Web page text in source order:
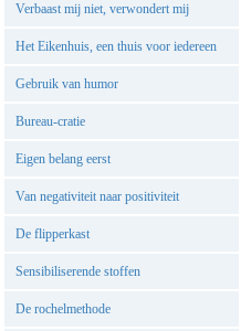
Verbaast mij niet, verwondert mij
Het Eikenhuis, een thuis voor iedereen
Gebruik van humor
Bureau-cratie
Eigen belang eerst
Van negativiteit naar positiviteit
De flipperkast
Sensibiliserende stoffen
De rochelmethode